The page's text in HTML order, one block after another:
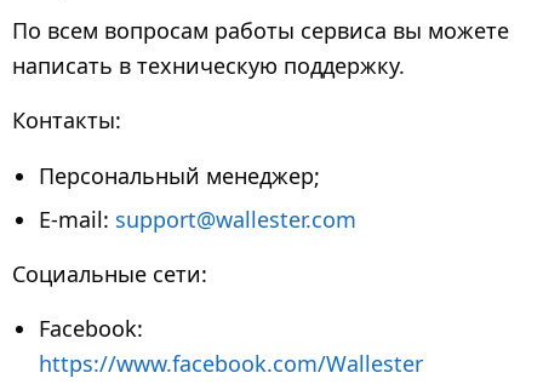
По всем вопросам работы сервиса вы можете
написать в техническую поддержку.
Контакты:
Персональный менеджер;
E-mail: support@wallester.com
Социальные сети:
Facebook:
https://www.facebook.com/Wallester